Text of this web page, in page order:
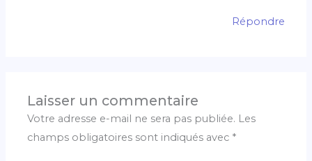
Répondre
Laisser un commentaire
Votre adresse e-mail ne sera pas publiée. Les
champs obligatoires sont indiqués avec *